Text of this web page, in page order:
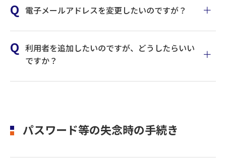
マニュアルはこちら
マニュアルはこちら
代表口座のお申込書をご提出ください。
電子メールアドレスを変更したいのですが？
利用者を追加したいのですが、どうしたらいい
ですか？
パスワード等の失念時の手続き